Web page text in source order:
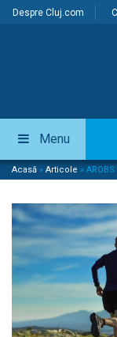
Despre Cluj.com
Menu
Acasă » Articole »